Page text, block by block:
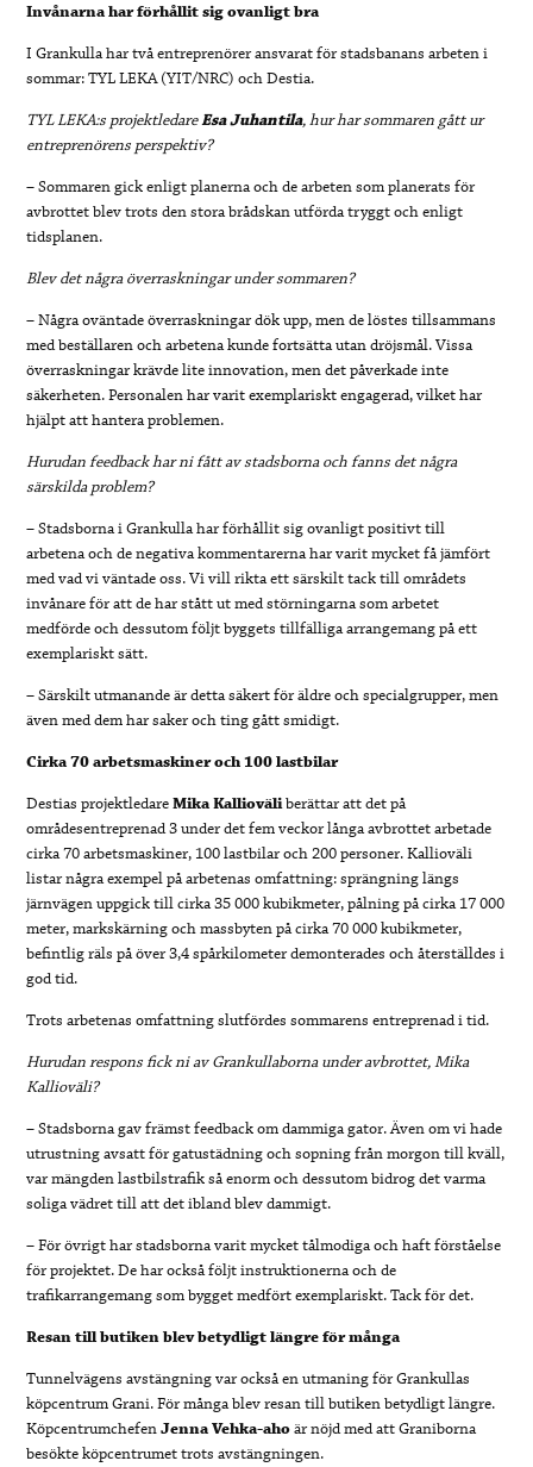
Invånarna har förhållit sig ovanligt bra
I Grankulla har två entreprenörer ansvarat för stadsbanans arbeten i
sommar: TYL LEKA (YIT/NRC) och Destia.
TYL LEKA:s projektledareEsa Juhantila, hur har sommaren gått ur
entreprenörens perspektiv?
– Sommaren gick enligt planerna och de arbeten som planerats för
avbrottet blev trots den stora brådskan utförda tryggt och enligt
tidsplanen.
Blev det några överraskningar under sommaren?
– Några oväntade överraskningar dök upp, men de löstes tillsammans
med beställaren och arbetena kunde fortsätta utan dröjsmål. Vissa
överraskningar krävde lite innovation, men det påverkade inte
säkerheten. Personalen har varit exemplariskt engagerad, vilket har
hjälpt att hantera problemen.
Hurudan feedback har ni fått av stadsborna och fanns det några
särskilda problem?
– Stadsborna i Grankulla har förhållit sig ovanligt positivt till
arbetena och de negativa kommentarerna har varit mycket få jämfört
med vad vi väntade oss. Vi vill rikta ett särskilt tack till områdets
invånare för att de har stått ut med störningarna som arbetet
medförde och dessutom följt byggets tillfälliga arrangemang på ett
exemplariskt sätt.
– Särskilt utmanande är detta säkert för äldre och specialgrupper, men
även med dem har saker och ting gått smidigt.
Cirka 70 arbetsmaskiner och 100 lastbilar
Destias projektledareMika Kallioväliberättar att det på
områdesentreprenad 3 under det fem veckor långa avbrottet arbetade
cirka 70 arbetsmaskiner, 100 lastbilar och 200 personer. Kallioväli
listar några exempel på arbetenas omfattning: sprängning längs
järnvägen uppgick till cirka 35 000 kubikmeter, pålning på cirka 17 000
meter, markskärning och massbyten på cirka 70 000 kubikmeter,
befintlig räls på över 3,4 spårkilometer demonterades och återställdes i
god tid.
Trots arbetenas omfattning slutfördes sommarens entreprenad i tid.
Hurudan respons fick ni av Grankullaborna under avbrottet, Mika
Kallioväli?
– Stadsborna gav främst feedback om dammiga gator. Även om vi hade
utrustning avsatt för gatustädning och sopning från morgon till kväll,
var mängden lastbilstrafik så enorm och dessutom bidrog det varma
soliga vädret till att det ibland blev dammigt.
– För övrigt har stadsborna varit mycket tålmodiga och haft förståelse
för projektet. De har också följt instruktionerna och de
trafikarrangemang som bygget medfört exemplariskt. Tack för det.
Resan till butiken blev betydligt längre för många
Tunnelvägens avstängning var också en utmaning för Grankullas
köpcentrum Grani. För många blev resan till butiken betydligt längre.
KöpcentrumchefenJenna Vehka-ahoär nöjd med att Graniborna
besökte köpcentrumet trots avstängningen.